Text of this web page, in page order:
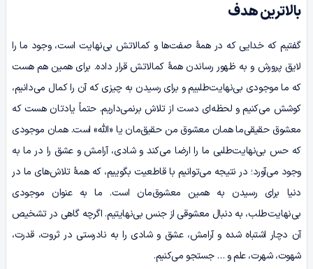
بالاترین هدف
گفتیم که خدایی که در همۀ صفت‌ها و کمالاتش بی‌نهایت است، وجود ما را
لایق پرورش و به ظهور رساندن همۀ کمالاتش قرار داده. برای همین هم هست
که ما موجودی بی‌نهایت‌طلبیم و برای رسیدن به چیزی که آن را کمال می‌دانیم،
کوشش می‌کنیم و لحظه‌ای دست از تلاش برنمی‌داریم. حتماً یادتان هست که
معشوق حقیقی‌ما همان معشوق من حقیق‌مان یا «الله» است. همان موجودی
که حس بی‌نهایت‌طلبی ما را ارضا می‌کند و شادی، آرامش و عشق را در ما به
وجود می‌آورد؛ در نتیجه می‌توانیم با قاطعیت بگوییم، که همۀ تلاش‌های ما در
دنیا برای رسیدن به همین معشوق‌مان است. ما به عنوان موجودی
بی‌نهایت‌طلب، به دنبال معشوقی از جنس بی‌نهایتیم. اگرچه گاهی در تشخیص
آن دچار اشتباه شده و آرامش، عشق و شادی را به نادرستی در ثروت، قدرت،
شهوت، شهرت، علم و … جستجو می‌کنیم.